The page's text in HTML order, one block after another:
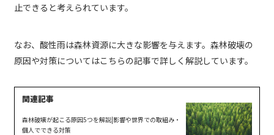
止できると考えられています。
なお、酸性雨は森林資源に大きな影響を与えます。森林破壊の
原因や対策についてはこちらの記事で詳しく解説しています。
森林破壊が起こる原因5つを解説|影響や世界での取組み・
個人でできる対策